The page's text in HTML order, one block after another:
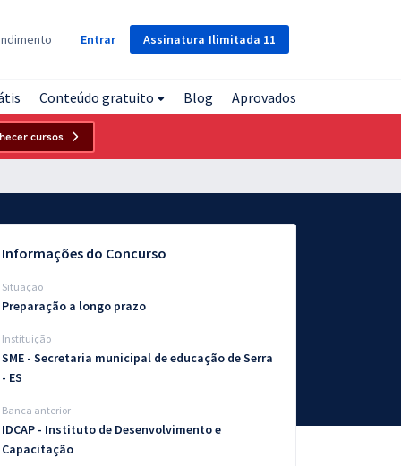
Assinatura Ilimitada 11
Entrar
Conteúdo gratuito Blog Aprovados
cursos
Informações do Concurso
Situação
Preparação a longo prazo
Instituição
SME - Secretaria municipal de educação de Serra
- ES
Banca anterior
IDCAP - Instituto de Desenvolvimento e
Capacitação